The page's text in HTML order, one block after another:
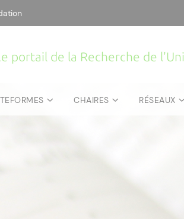
portail de la Recherche de
CHAIRES RÉSEAUX